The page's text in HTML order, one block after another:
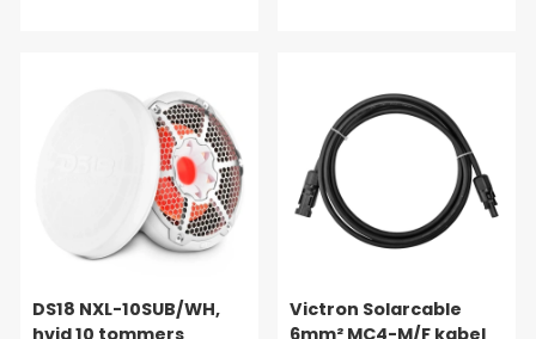
DS18 NXL-10SUB/WH,
hvid 10 tommers
Victron Solarcable
6mm² MC4-M/F kabel